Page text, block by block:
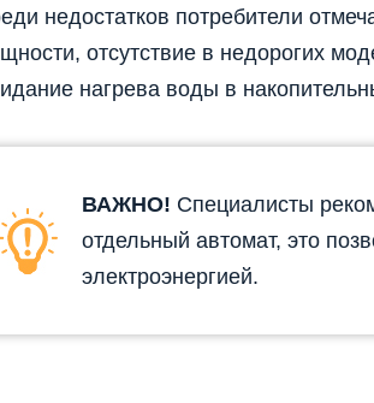
недостатков потребители
отсутствие в недорогих
нагрева воды в
ВАЖНО! Специалисты
отдельный автомат, это
электроэнергией.